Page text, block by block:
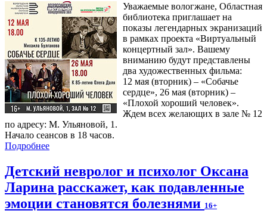
Уважаемые вологжане, Областная
библиотека приглашает на
показы легендарных экранизаций
в рамках проекта «Виртуальный
концертный зал». Вашему
вниманию будут представлены
два художественных фильма:
12 мая (вторник) – «Собачье
сердце», 26 мая (вторник) –
«Плохой хороший человек».
Ждем всех желающих в зале № 12
по адресу: М. Ульяновой, 1.
Начало сеансов в 18 часов.
Подробнее
Детский невролог и психолог Оксана
Ларина расскажет, как подавленные
эмоции становятся болезнями 16+